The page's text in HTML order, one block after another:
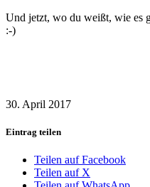
Und jetzt, wo du weißt, wie es
:-)
30. April 2017
Eintrag teilen
Teilen auf Facebook
Teilen auf X